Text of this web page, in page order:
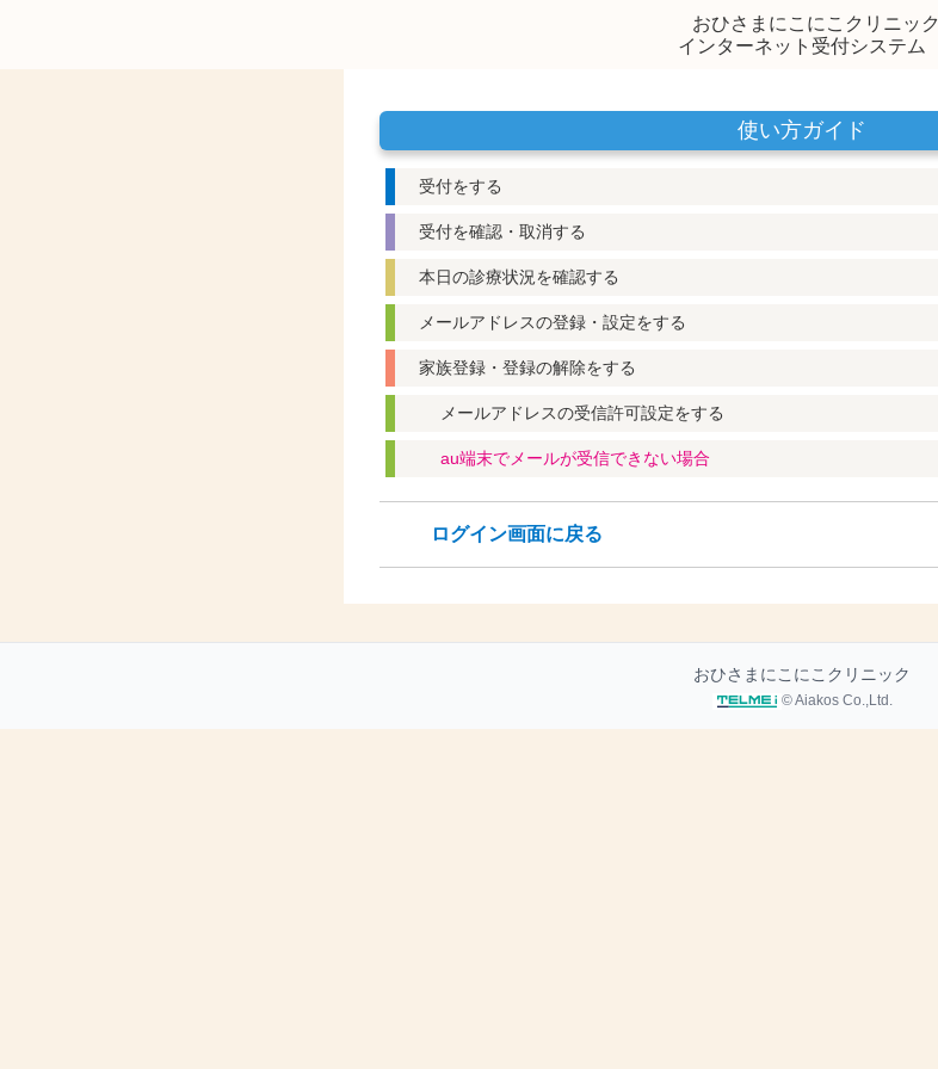
おひさまにこにこクリニック
インターネット受付システム
使い方ガイド
受付をする
受付を確認・取消する
本日の診療状況を確認する
メールアドレスの登録・設定をする
家族登録・登録の解除をする
メールアドレスの受信許可設定をする
au端末でメールが受信できない場合
ログイン画面に戻る
おひさまにこにこクリニック
© Aiakos Co.,Ltd.